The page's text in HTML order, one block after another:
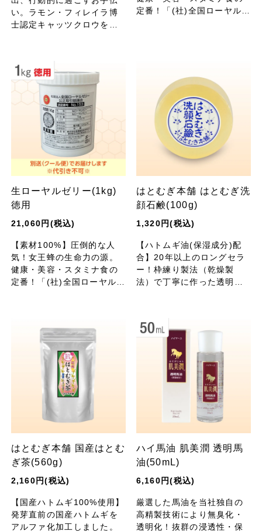
い。ラモン・フィレイラ博
士認定キャッツクロウを使
定番！「(社)全国ローヤルゼ
生ローヤルゼリー(1kg)
徳用
21,060円(税込)
【素材100%】圧倒的な人
気！女王蜂の生命力の源。
健康・美容・スタミナ食の
定番！「(社)全国ローヤルゼ
はとむぎ本舗 はとむぎ洗
顔石鹸(100g)
1,320円(税込)
【ハトムギ油(保湿成分)配
合】20年以上のロングセラ
ー！枠練り製法（乾燥製
法）で丁寧に作った透明石
はとむぎ本舗 国産はとむ
ぎ茶(560g)
2,160円(税込)
【国産ハトムギ100%使用】
発芽直前の国産ハトムギを
アルファ化加工しました。
ハイ馬油 肌美潤 透明馬
油(50mL)
6,160円(税込)
厳選した馬油を当社独自の
高精製技術により無臭化・
透明化！抜群の浸透性・保